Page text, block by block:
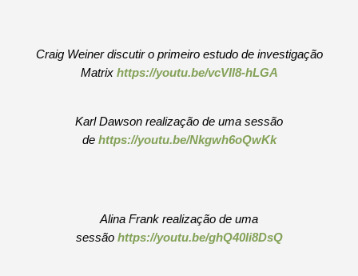
Craig Weiner discutir o primeiro estudo de investigação
Matrix https://youtu.be/vcVIl8-hLGA
Karl Dawson realização de uma sessão
de https://youtu.be/Nkgwh6oQwKk
Alina Frank realização de uma
sessão https://youtu.be/ghQ40Ii8DsQ